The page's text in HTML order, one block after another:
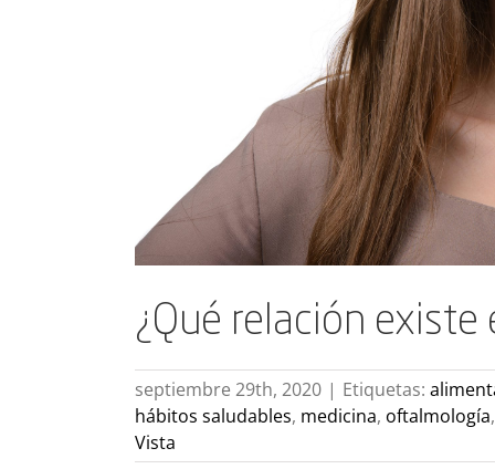
¿Qué relación
septiembre 29th, 2020 | Etiquetas:
hábitos saludables, medicina, oftalmología,
Vista